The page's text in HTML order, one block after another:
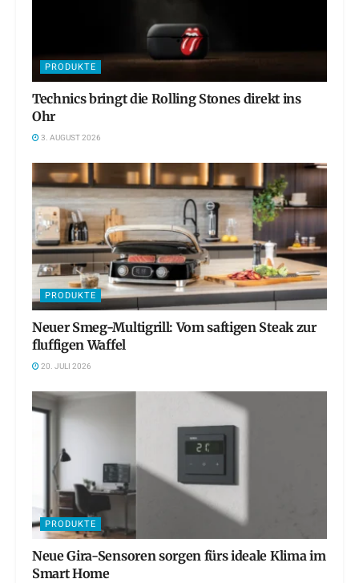
PRODUKTE
Technics bringt die Rolling Stones direkt ins
Ohr
3. AUGUST 2026
PRODUKTE
Neuer Smeg-Multigrill: Vom saftigen Steak zur
fluffigen Waffel
20. JULI 2026
PRODUKTE
Neue Gira-Sensoren sorgen fürs ideale Klima im
Smart Home